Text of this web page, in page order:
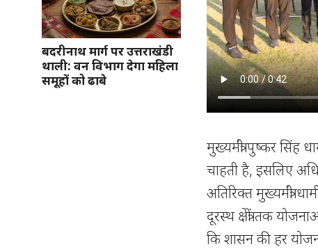
बदरीनाथ मार्ग पर उत्तराखंडी
थाली: वन विभाग देगा महिला
समूहों को ढाबे
मुख्यमंत्री पुष्कर सिंह
चाहती है, इसलिए
अतिरिक्त मुख्यमंत्री
दूरस्थ क्षेत्रों तक
कि शासन की हर